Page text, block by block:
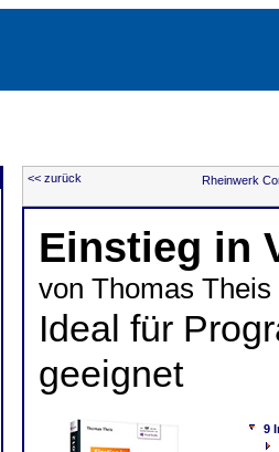
<< zurück Rheinwerk
Einstieg in
von Thomas Theis
Ideal für
geeignet
9